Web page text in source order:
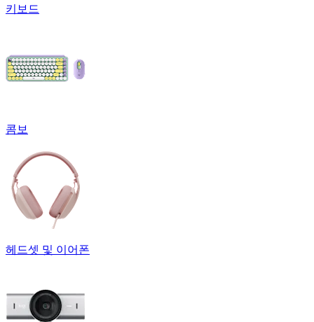
키보드
콤보
헤드셋 및 이어폰